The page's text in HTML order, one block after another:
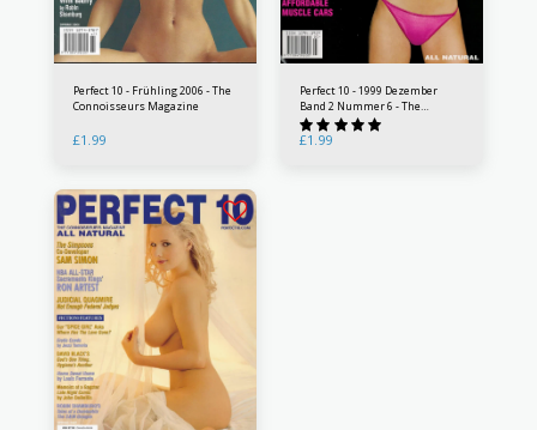
Perfect 10 - Frühling 2006 - The
Connoisseurs Magazine
£1.99
Perfect 10 - 1999 Dezember
Band 2 Nummer 6 - The
Connoisseurs Magazine
£1.99